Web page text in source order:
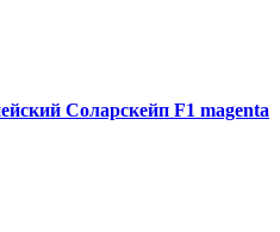
Соларскейп F1 magenta